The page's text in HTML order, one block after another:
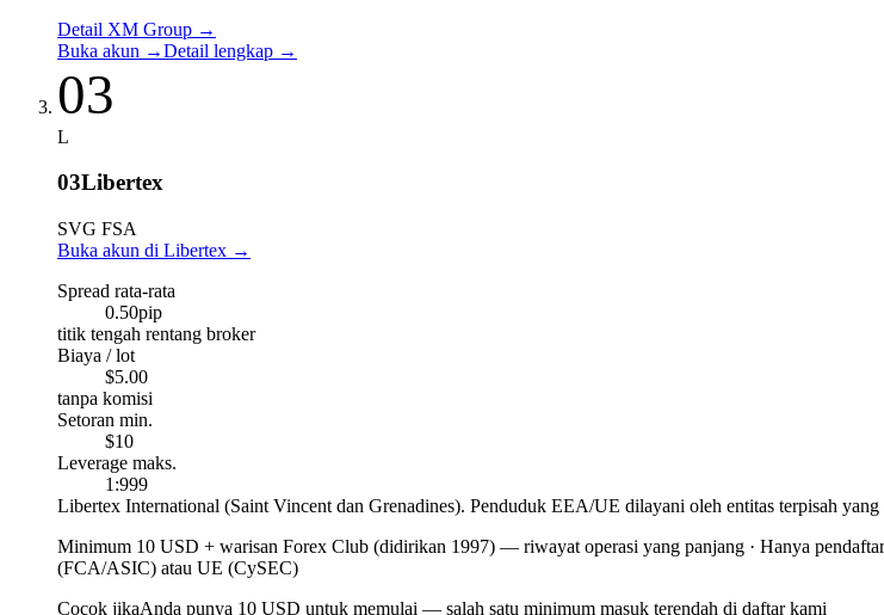
Detail XM Group →
Buka akun →Detail lengkap →
03
L
03Libertex
SVG FSA
Buka akun di Libertex →
Spread rata-rata
0.50pip
titik tengah rentang broker
Biaya / lot
$5.00
tanpa komisi
Setoran min.
$10
Leverage maks.
1:999
Libertex International (Saint Vincent dan Grenadines). Penduduk EEA/UE dilayani oleh entitas terpisah
Minimum 10 USD + warisan Forex Club (didirikan 1997) — riwayat operasi yang panjang · Hanya
(FCA/ASIC) atau UE (CySEC)
Cocok jikaAnda punya 10 USD untuk memulai — salah satu minimum masuk terendah di daftar kami